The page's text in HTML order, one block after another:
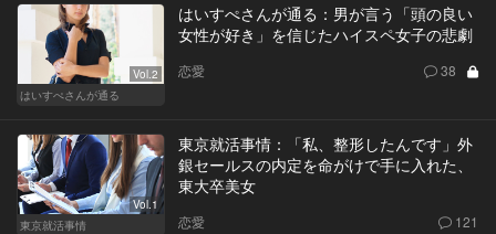
Vol.2
はいすぺさんが通る
はいすぺさんが通る：男が言う「頭の良い
女性が好き」を信じたハイスペ女子の悲劇
恋愛 38
Vol.1
東京就活事情
東京就活事情：「私、整形したんです」外
銀セールスの内定を命がけで手に入れた、
東大卒美女
恋愛 121